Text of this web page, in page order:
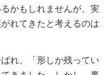
かもしれませんが、実
れてきたと考えるのは
れ、「形しか残ってい